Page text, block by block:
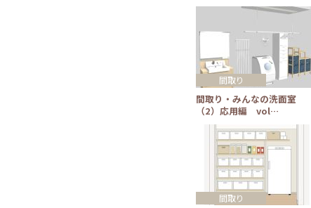
間取り・みんなの洗面室
（2）応用編 vol…
間取り
間取り